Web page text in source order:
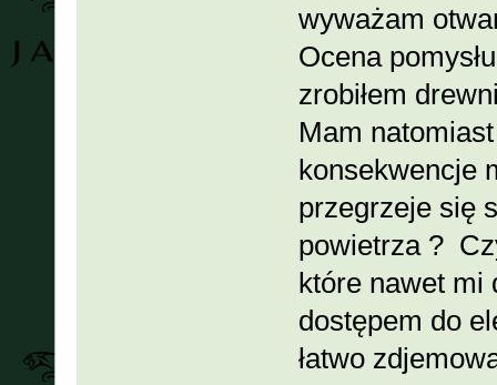
wyważam
Ocena
zrobiłem
Mam
konsekwencje
przegrzeje się
powietrza ?
które nawet mi
dostępem do
łatwo